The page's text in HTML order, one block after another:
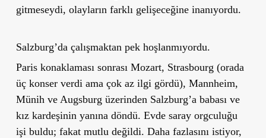
gitmeseydi, olayların farklı gelişeceğine inanıyordu.
Salzburg’da çalışmaktan pek hoşlanmıyordu.
Paris konaklaması sonrası Mozart, Strasbourg (orada
üç konser verdi ama çok az ilgi gördü), Mannheim,
Münih ve Augsburg üzerinden Salzburg’a babası ve
kız kardeşinin yanına döndü. Evde saray orgculuğu
işi buldu; fakat mutlu değildi. Daha fazlasını istiyor,